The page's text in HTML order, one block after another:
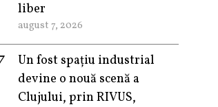
liber
august 7, 2026
Un fost spațiu industrial
devine o nouă scenă a
Clujului, prin RIVUS,